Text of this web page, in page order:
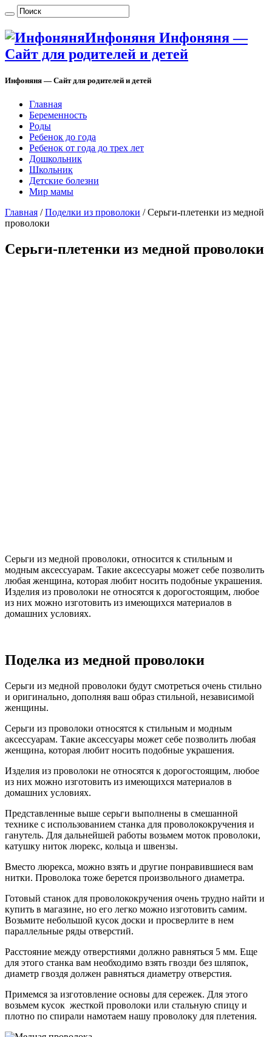
Инфоняня Инфоняня —
Сайт для родителей и детей
Инфоняня — Сайт для родителей и детей
Главная
Беременность
Роды
Ребенок до года
Ребенок от года до трех лет
Дошкольник
Школьник
Детские болезни
Мир мамы
Главная / Поделки из проволоки / Серьги-плетенки из медной
проволоки
Серьги-плетенки из медной проволоки
Серьги из медной проволоки, относится к стильным и
модным аксессуарам. Такие аксессуары может себе позволить
любая женщина, которая любит носить подобные украшения.
Изделия из проволоки не относятся к дорогостоящим, любое
из них можно изготовить из имеющихся материалов в
домашних условиях.
Поделка из медной проволоки
Серьги из медной проволоки будут смотреться очень стильно
и оригинально, дополняя ваш образ стильной, независимой
женщины.
Серьги из проволоки относятся к стильным и модным
аксессуарам. Такие аксессуары может себе позволить любая
женщина, которая любит носить подобные украшения.
Изделия из проволоки не относятся к дорогостоящим, любое
из них можно изготовить из имеющихся материалов в
домашних условиях.
Представленные выше серьги выполнены в смешанной
технике с использованием станка для проволококручения и
ганутель. Для дальнейшей работы возьмем моток проволоки,
катушку ниток люрекс, кольца и швензы.
Вместо люрекса, можно взять и другие понравившиеся вам
нитки. Проволока тоже берется произвольного диаметра.
Готовый станок для проволококручения очень трудно найти и
купить в магазине, но его легко можно изготовить самим.
Возьмите небольшой кусок доски и просверлите в нем
параллельные ряды отверстий.
Расстояние между отверстиями должно равняться 5 мм. Еще
для этого станка вам необходимо взять гвозди без шляпок,
диаметр гвоздя должен равняться диаметру отверстия.
Примемся за изготовление основы для сережек. Для этого
возьмем кусок жесткой проволоки или стальную спицу и
плотно по спирали намотаем нашу проволоку для плетения.